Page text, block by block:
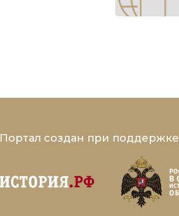
Портал создан при поддержке